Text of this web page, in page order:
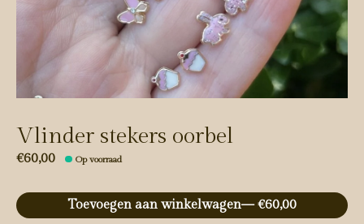
Vlinder stekers oorbel
€60,00 Op voorraad
Toevoegen aan winkelwagen
— €60,00